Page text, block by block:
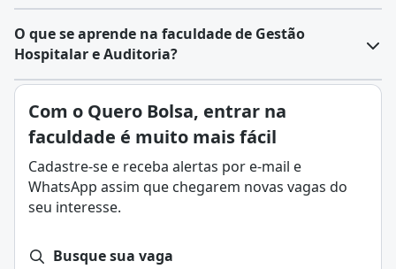
O que se aprende na faculdade de Gestão
Hospitalar e Auditoria?
Com o Quero Bolsa, entrar na
faculdade é muito mais fácil
Cadastre-se e receba alertas por e-mail e
WhatsApp assim que chegarem novas vagas do
seu interesse.
Busque sua vaga